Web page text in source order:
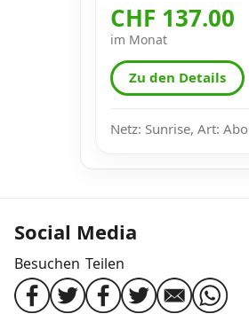
CHF 137.00
im Monat
Zu den Details
Netz: Sunrise, Art: Abo
Social Media
Besuchen Teilen